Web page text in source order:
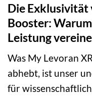
Die Exklusivität
Booster:
Leistung
Was My Levoran
abhebt, ist unser
für